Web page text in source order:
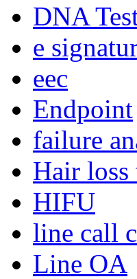
DNA
e
eec
Endpoint
failure
Hair loss
HIFU
line call
Line OA